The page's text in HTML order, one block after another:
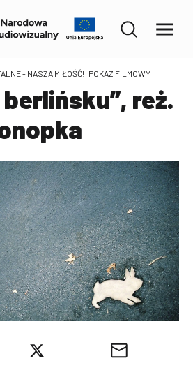
- NASZA MIŁOŚĆ! | POKAZ FILMOWY
reż.